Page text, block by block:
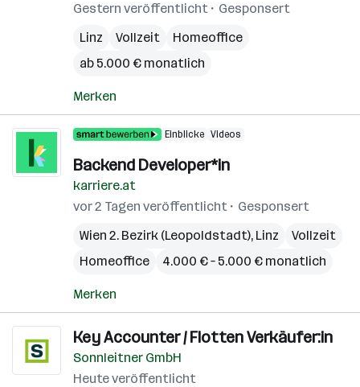
Gestern veröffentlicht
Gesponsert
Linz
Vollzeit
Homeoffice
ab 5.000 € monatlich
Merken
Einblicke Videos
Backend Developer*in
karriere.at
vor 2 Tagen veröffentlicht
Gesponsert
Wien 2. Bezirk (Leopoldstadt), Linz
Vollzeit
Homeoffice
4.000 € – 5.000 € monatlich
Merken
Key Accounter / Flotten Verkäufer:in
Sonnleitner GmbH
Heute veröffentlicht